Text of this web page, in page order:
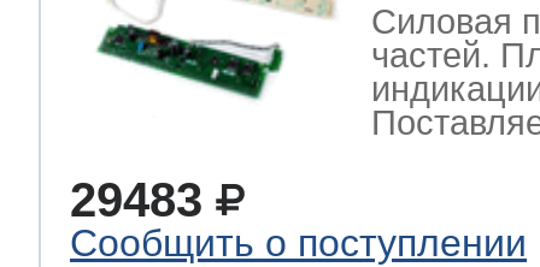
Силовая
частей.
29483
Сообщить о поступлении